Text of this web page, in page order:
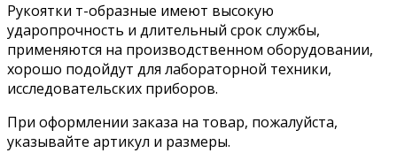
Рукоятки т-образные имеют высокую
ударопрочность и длительный срок службы,
применяются на производственном оборудовании,
хорошо подойдут для лабораторной техники,
исследовательских приборов.
При оформлении заказа на товар, пожалуйста,
указывайте артикул и размеры.